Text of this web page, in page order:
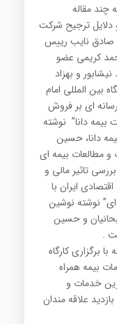
چند مقاله
ترجیح شرکت
صادق نایب رییس
کریمی عضو
و بهزاد
بین المللی امام
ای بر فروش
دانا” نوشته
دانا، حسین
و مطالعات بیمه ای
تاثیر مالی و
ایران با
نوشته نوشین
و حسین
.
برگزاری کارگاه
بیمه همراه
خدمات و
علاقه مندان